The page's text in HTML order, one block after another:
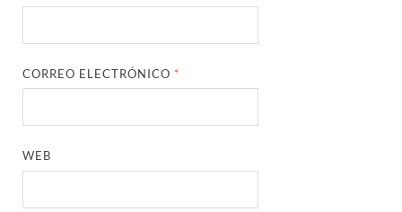
CORREO ELECTRÓNICO *
WEB